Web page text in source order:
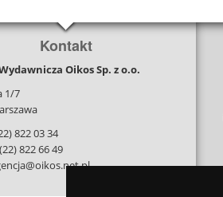
Kontakt
Oikos Sp. z o.o.
1/7
822 03 34
822 66 49